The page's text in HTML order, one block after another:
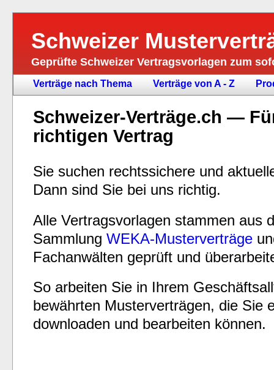
Schweizer
Geprüfte Schweizer Vertragsvorlagen zum
Verträge nach Thema Verträge von A - Z
Schweizer-Verträge.ch —
richtigen Vertrag
Sie suchen rechtssichere und
Dann sind Sie bei uns richtig.
Alle Vertragsvorlagen stammen aus
Sammlung WEKA-Musterverträge
Fachanwälten geprüft und
So arbeiten Sie in Ihrem
bewährten Musterverträgen, die Sie
downloaden und bearbeiten können.